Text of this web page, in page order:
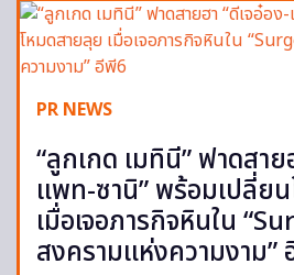
PR NEWS
“ลูกเกด เมทินี” ฟาดสาย
แพท-ซานิ” พร้อมเปลี่ย
เมื่อเจอภารกิจหินใน
สงครามแห่งความงาม”